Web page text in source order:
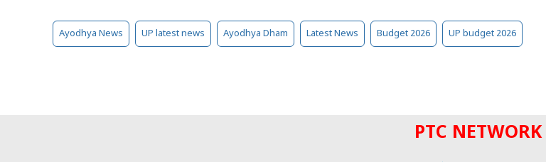
Ayodhya News UP latest news Ayodhya Dham Latest News Budget 2026 UP budget 2026
PTC NETWORK